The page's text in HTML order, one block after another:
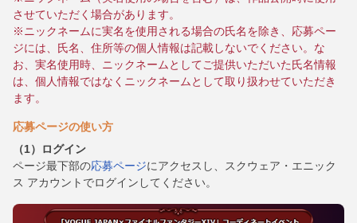
させていただく場合があります。
※ニックネームに実名を使用される場合の氏名を除き、応募ペー
ジには、氏名、住所等の個人情報は記載しないでください。な
お、実名使用時、ニックネームとしてご提供いただいた氏名情報
は、個人情報ではなくニックネームとして取り扱わせていただき
ます。
応募ページの使い方
（1）ログイン
ページ最下部の応募ページにアクセスし、スクウェア・エニック
ス アカウントでログインしてください。